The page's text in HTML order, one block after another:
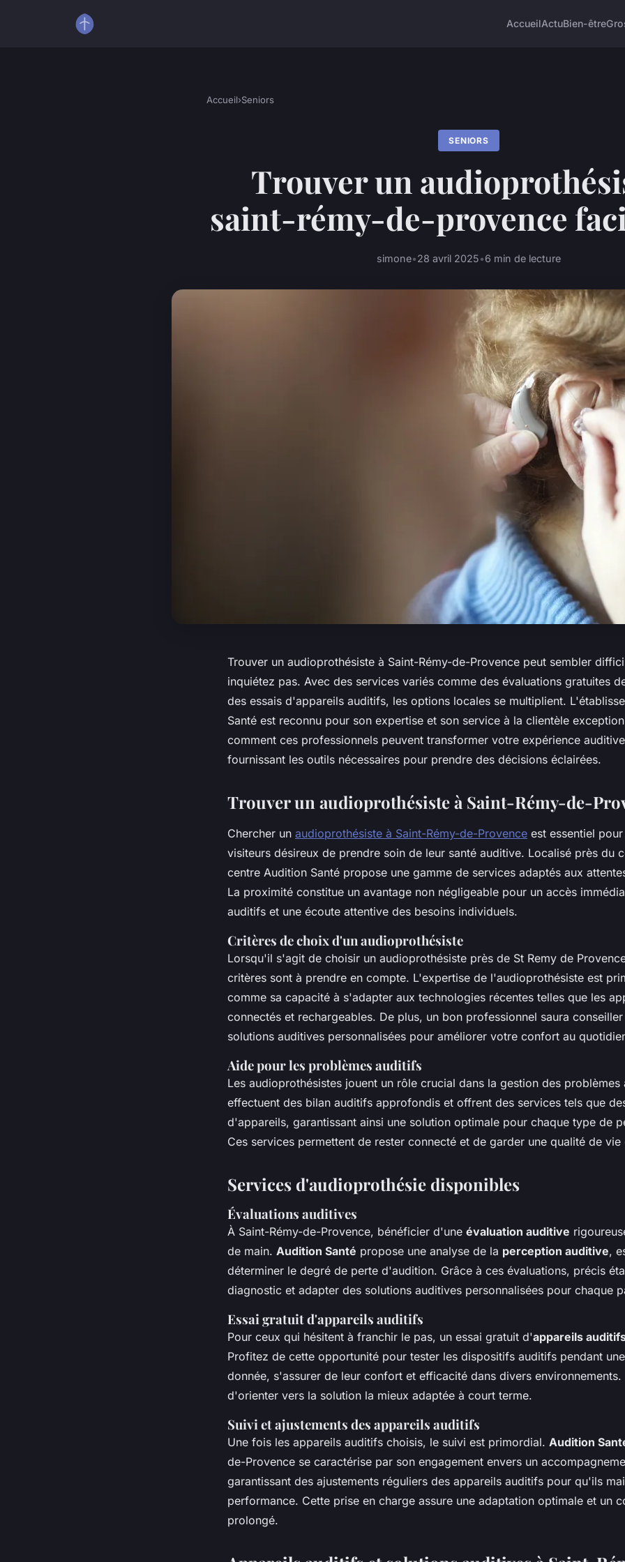
AccueilActuBien-être
Accueil›Seniors
SENIORS
Trouver un
saint-rémy-de-provence
simone•28 avril 2025•6 min de lecture
Trouver un audioprothésiste à Saint-Rémy-de-Provence peut sembler
inquiétez pas. Avec des services variés comme des évaluations gratuites
des essais d'appareils auditifs, les options locales se multiplient.
Santé est reconnu pour son expertise et son service à la clientèle
comment ces professionnels peuvent transformer votre expérience
fournissant les outils nécessaires pour prendre des décisions éclairées.
Trouver un audioprothésiste à Saint-Rémy-de-
Chercher un audioprothésiste à Saint-Rémy-de-Provence est essentiel
visiteurs désireux de prendre soin de leur santé auditive. Localisé près du
centre Audition Santé propose une gamme de services adaptés aux
La proximité constitue un avantage non négligeable pour un accès
auditifs et une écoute attentive des besoins individuels.
Critères de choix d'un audioprothésiste
Lorsqu'il s'agit de choisir un audioprothésiste près de St Remy de
critères sont à prendre en compte. L'expertise de l'audioprothésiste est
comme sa capacité à s'adapter aux technologies récentes telles que les
connectés et rechargeables. De plus, un bon professionnel saura
solutions auditives personnalisées pour améliorer votre confort au
Aide pour les problèmes auditifs
Les audioprothésistes jouent un rôle crucial dans la gestion des problèmes
effectuent des bilan auditifs approfondis et offrent des services tels que
d'appareils, garantissant ainsi une solution optimale pour chaque type de
Ces services permettent de rester connecté et de garder une qualité de vie
Services d'audioprothésie disponibles
Évaluations auditives
À Saint-Rémy-de-Provence, bénéficier d'une évaluation auditive
de main. Audition Santé propose une analyse de la perception auditive,
déterminer le degré de perte d'audition. Grâce à ces évaluations, précis
diagnostic et adapter des solutions auditives personnalisées pour chaque
Essai gratuit d'appareils auditifs
Pour ceux qui hésitent à franchir le pas, un essai gratuit d'appareils
Profitez de cette opportunité pour tester les dispositifs auditifs pendant
donnée, s'assurer de leur confort et efficacité dans divers environnements.
d'orienter vers la solution la mieux adaptée à court terme.
Suivi et ajustements des appareils auditifs
Une fois les appareils auditifs choisis, le suivi est primordial. Audition
de-Provence se caractérise par son engagement envers un
garantissant des ajustements réguliers des appareils auditifs pour qu'ils
performance. Cette prise en charge assure une adaptation optimale et un
prolongé.